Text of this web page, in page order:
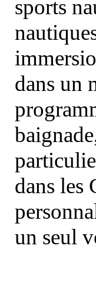
sports
dans un
dans les
un seul